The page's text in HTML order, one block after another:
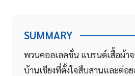
SUMMARY
พวนคอลเลคชั่น แบรนด์เสื้อผ้า
บ้านเชียงที่ตั้งใจสืบสานและต่